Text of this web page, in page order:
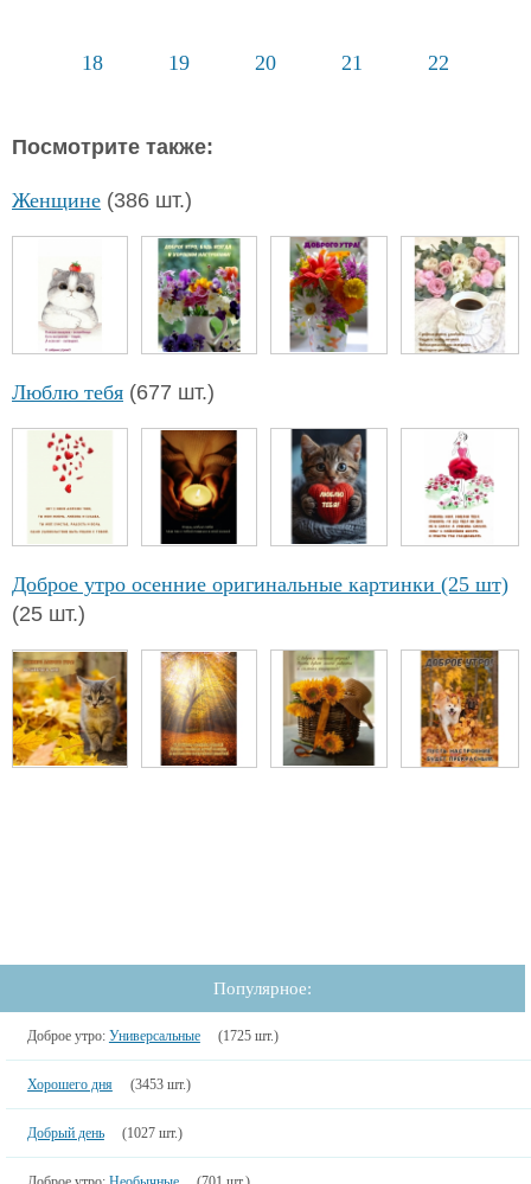
18 19 20 21 22
Посмотрите также:
Женщине (386 шт.)
Люблю тебя (677 шт.)
Доброе утро осенние оригинальные картинки (25 шт)
(25 шт.)
Популярное:
Доброе утро: Универсальные (1725 шт.)
Хорошего дня (3453 шт.)
Добрый день (1027 шт.)